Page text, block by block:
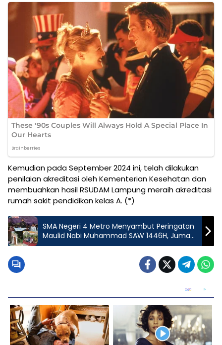
Kemudian pada September 2024 ini, telah dilakukan
penilaian akreditasi oleh Kementerian Kesehatan dan
membuahkan hasil RSUDAM Lampung meraih akreditasi
rumah sakit pendidikan kelas A. (*)
SMA Negeri 4 Metro Menyambut Peringatan
Maulid Nabi Muhammad SAW 1446H, Jumat
13 September 2024